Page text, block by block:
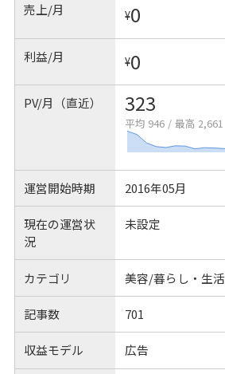
売上/月 ¥0
利益/月 ¥0
PV/月（直近） 323
平均 946 / 最高 2,661
運営開始時期 2016年05月
現在の運営状
況
未設定
カテゴリ 美容/暮らし・生活
記事数 701
収益モデル 広告